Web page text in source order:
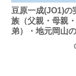
豆原一成(JO1)の
族（父親・母親
弟）・地元岡山